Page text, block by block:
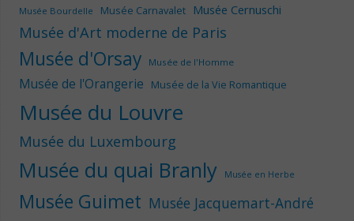
Musée Bourdelle
Musée Carnavalet Musée Cernuschi
Musée d'Art moderne de Paris
Musée d'Orsay Musée de l'Homme
Musée de l'Orangerie Musée de la Vie Romantique
Musée du Louvre
Musée du Luxembourg
Musée du quai Branly Musée en Herbe
Musée Guimet Musée Jacquemart-André